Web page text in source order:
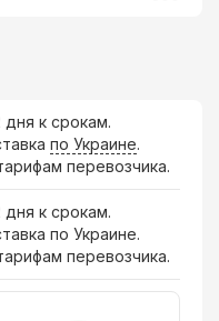
дня к срокам.
по Украине.
перевозчика.
дня к срокам.
по Украине.
перевозчика.